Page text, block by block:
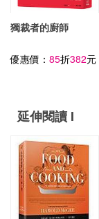
獨裁者的廚師
優惠價： 85折382元
延伸閱讀 I